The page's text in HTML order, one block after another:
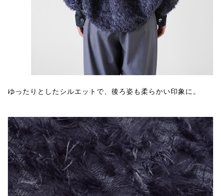
ゆったりとしたシルエットで、後ろ姿も柔らかい印象に。